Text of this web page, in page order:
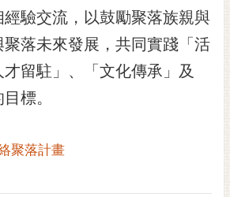
驗交流，以鼓勵聚落族親與
落未來發展，共同實踐「活
留駐」、「文化傳承」及
標。
聚落計畫